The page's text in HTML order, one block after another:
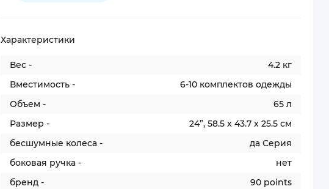
Характеристики
Вес -
4.2 кг
Вместимость -
6-10 комплектов одежды
Объем -
65 л
Размер -
24”, 58.5 x 43.7 x 25.5 см
бесшумные колеса -
да Серия
боковая ручка -
нет
бренд -
90 points